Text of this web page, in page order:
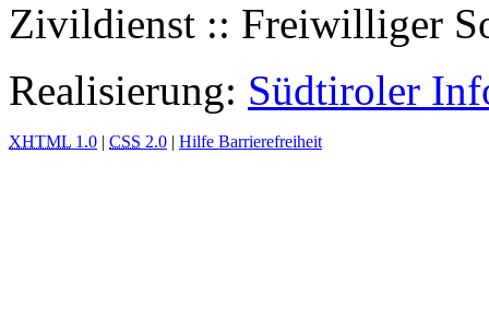
Zivildienst :: Freiwilliger
Realisierung: Südtiroler
XHTML 1.0 | CSS 2.0 | Hilfe Barrierefreiheit